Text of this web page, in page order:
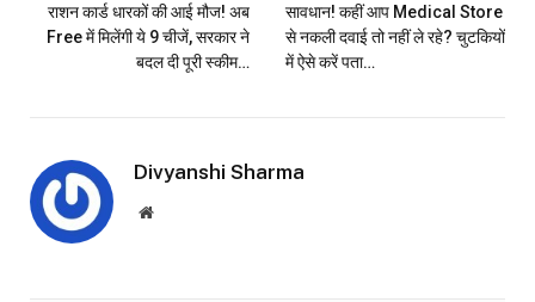
राशन कार्ड धारकों की आई मौज! अब
Free में मिलेंगी ये 9 चीजें, सरकार ने
बदल दी पूरी स्कीम…
सावधान! कहीं आप Medical Store
से नकली दवाई तो नहीं ले रहे? चुटकियों
में ऐसे करें पता…
Divyanshi Sharma
Website